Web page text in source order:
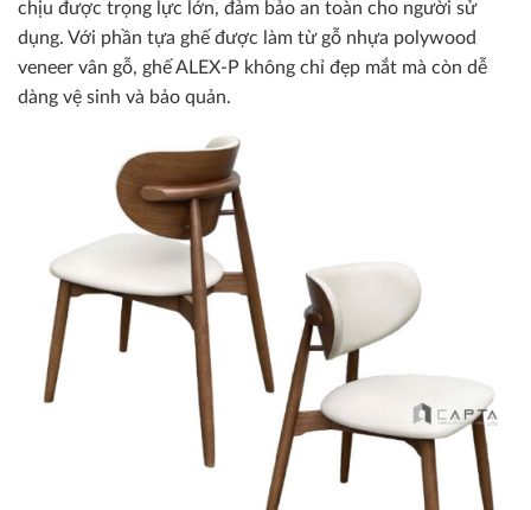
chịu được trọng lực lớn, đảm bảo an toàn cho người sử
dụng. Với phần tựa ghế được làm từ gỗ nhựa polywood
veneer vân gỗ, ghế ALEX-P không chỉ đẹp mắt mà còn dễ
dàng vệ sinh và bảo quản.